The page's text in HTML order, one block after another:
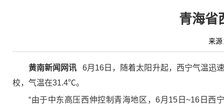
青海省
来
黄南新闻网讯
6月16日，随着太阳升起，西宁气温迅
校，气温在31.4℃。
“由于中东高压西伸控制青海地区，6月15日~16日